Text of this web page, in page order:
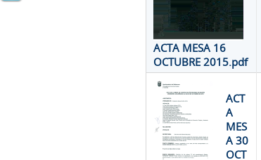
ACTA MESA 16
OCTUBRE 2015.pdf
ACT
A
MES
A 30
OCT